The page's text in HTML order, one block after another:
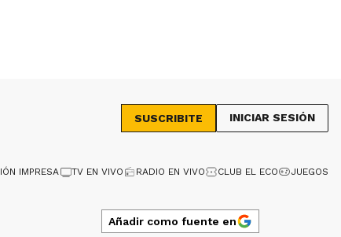
SUSCRIBITE INICIAR SESIÓN
IMPRESA TV EN VIVO RADIO EN VIVO CLUB EL ECO JUEGOS
Añadir como fuente en